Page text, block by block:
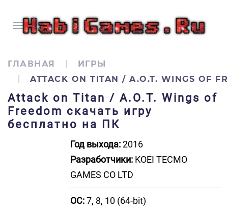
ГЛАВНАЯ
ИГРЫ
ATTACK ON TITAN / A.O.T. WINGS OF
Attack on Titan / A.O.T. Wings of
Freedom скачать игру
бесплатно на ПК
Год выхода:2016
Разработчики: KOEI TECMO
GAMES CO LTD
ОС:7, 8, 10 (64-bit)